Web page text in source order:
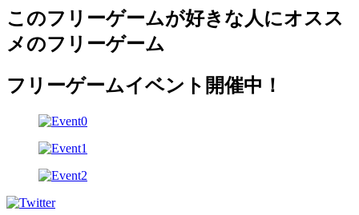
このフリーゲームが好きな人にオスス
メのフリーゲーム
フリーゲームイベント開催中！